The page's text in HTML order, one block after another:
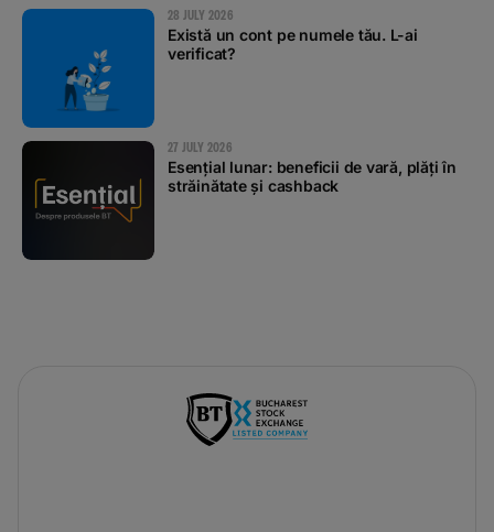
28 JULY 2026
Există un cont pe numele tău. L-ai
verificat?
27 JULY 2026
Esențial lunar: beneficii de vară, plăți în
străinătate și cashback